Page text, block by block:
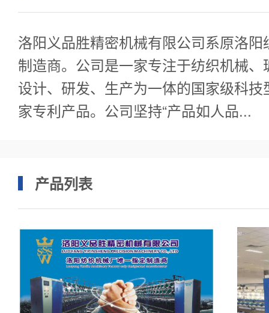
洛阳义品胜精密机械有限公司系原洛
制造商。公司是一家专注于纺织机械
设计、研发、生产为一体的国家级科
家专利产品。公司坚持“产品如人品...
产品列表